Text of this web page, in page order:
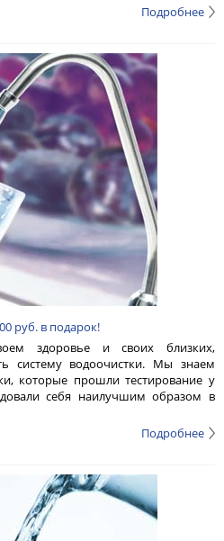
Подробнее
руб. в подарок!
здоровье и своих близких,
систему водоочистки. Мы знаем
которые прошли тестирование у
себя наилучшим образом в
Подробнее